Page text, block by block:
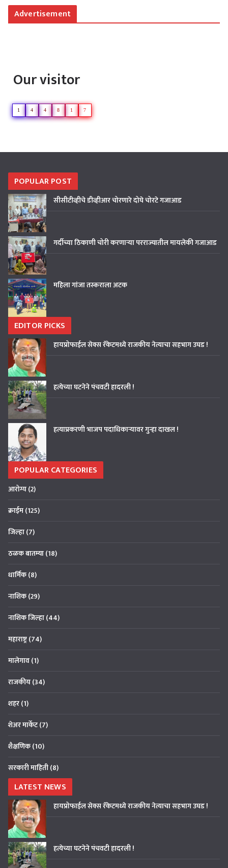
Advertisement
Our visitor
1 4 4 8 1 7
POPULAR POST
सीसीटीव्हीचे डीव्हीआर चोरणारे दोघे चोरटे गजाआड
गर्दीच्या ठिकाणी चोरी करणाऱ्या परराज्यातील मायलेकी गजाआड
महिला गांजा तस्कराला अटक
EDITOR PICKS
हायप्रोफाईल सेक्स रॅकेटमध्ये राजकीय नेत्याचा सहभाग उघड !
हत्येच्या घटनेने पंचवटी हादरली !
हत्याप्रकरणी भाजप पदाधिकाऱ्यावर गुन्हा दाखल !
POPULAR CATEGORIES
आरोग्य(2)
क्राईम(125)
जिल्हा(7)
ठळक बातम्या(18)
धार्मिक(8)
नाशिक(29)
नाशिक जिल्हा(44)
महाराष्ट्र(74)
मालेगाव(1)
राजकीय(34)
शहर(1)
शेअर मार्केट(7)
शैक्षणिक(10)
सरकारी माहिती(8)
LATEST NEWS
हायप्रोफाईल सेक्स रॅकेटमध्ये राजकीय नेत्याचा सहभाग उघड !
हत्येच्या घटनेने पंचवटी हादरली !